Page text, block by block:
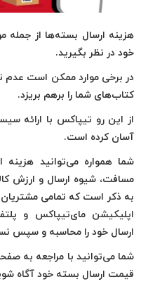
هزینه ارسال بسته‌ها از جمله
خود در نظر بگیرید.
در برخی موارد ممکن است عدم
کتاب‌های شما را برهم بریزد.
از این رو تیپاکس با ارائه
آسان کرده است.
شما همواره می‌توانید هزینه
مسافت، شیوه ارسال و ارزش
به ذکر است که تمامی
اپلیکیشن مای‌تیپاکس و
ارسال خود را محاسبه و سپس
شما می‌توانید با مراجعه به
قیمت ارسال بسته خود آگاه